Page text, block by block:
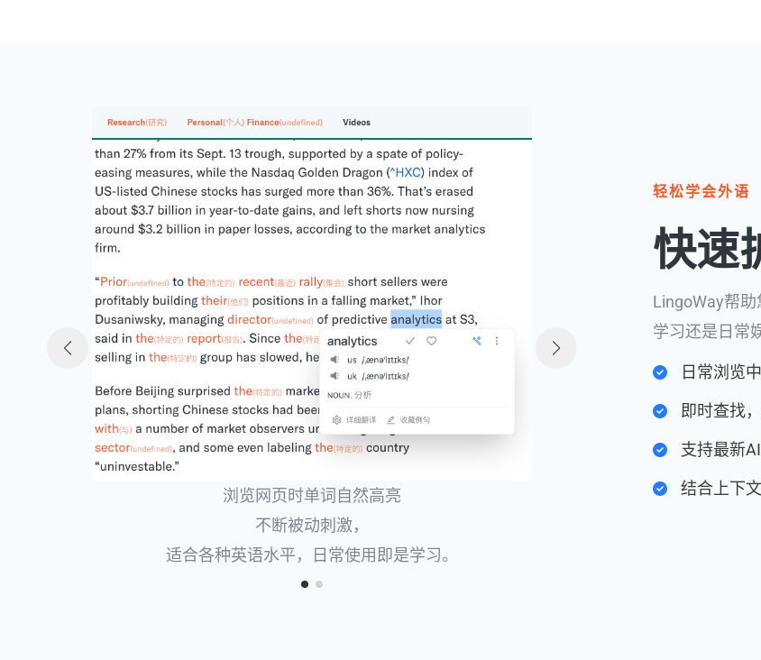
可定制自己的翻译提示词
浏览网页时单词自然高亮
不断被动刺激，
适合各种英语水平，日常使用即是学习。
可定制自己的翻译提示词
浏览网页时单词自然高亮
不断被动刺激，
适合各种英语水平，日常使用即是学习。
轻松学会外语
快速
LingoWay帮
学习还是日常
日常浏览
即时查找
支持最新
结合上下